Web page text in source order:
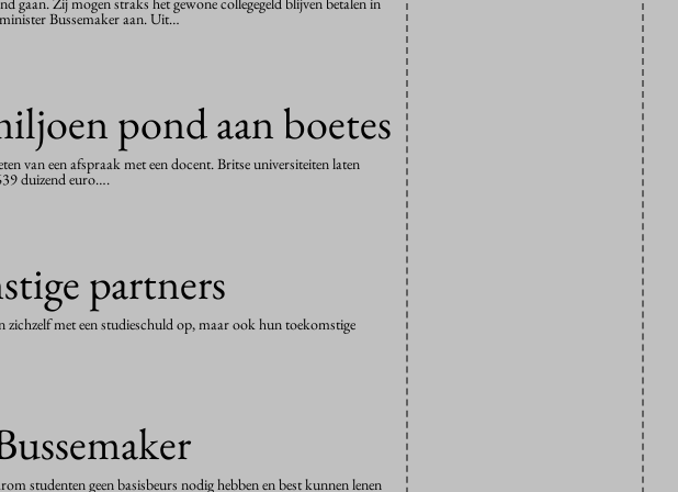
Bussemaker aan. Uit…
pond aan boetes
van een afspraak met een docent. Britse universiteiten laten
duizend euro….
partners
zichzelf met een studieschuld op, maar ook hun toekomstige
studenten geen basisbeurs nodig hebben en best kunnen lenen